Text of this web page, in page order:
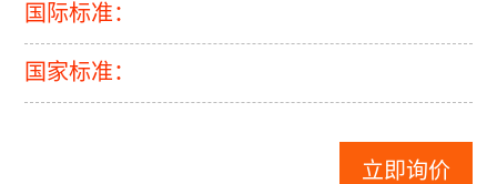
国际标准：
国家标准：
立即询价